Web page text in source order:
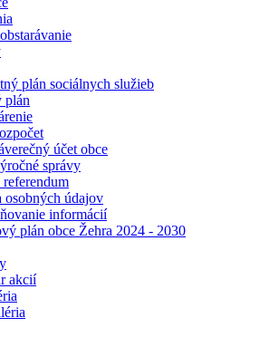
plán sociálnych služieb
plán
účet obce
správy
osobných údajov
informácií
plán obce Žehra 2024 - 2030
akcií